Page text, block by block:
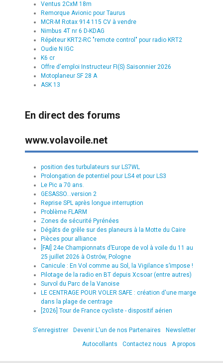
Ventus 2CxM 18m
Remorque Avionic pour Taurus
MCR-M Rotax 914 115 CV à vendre
Nimbus 4T nr 6 D-KDAG
Répéteur KRT2-RC "remote control" pour radio KRT2
Oudie N IGC
K6 cr
Offre d'emploi Instructeur FI(S) Saisonnier 2026
Motoplaneur SF 28 A
ASK 13
En direct des forums
www.volavoile.net
position des turbulateurs sur LS7WL
Prolongation de potentiel pour LS4 et pour LS3
Le Pic a 70 ans.
GESASSO...version 2
Reprise SPL après longue interruption
Problème FLARM
Zones de sécurité Pyrénées
Dégâts de grêle sur des planeurs à la Motte du Caire
Pièces pour alliance
[FAI] 24e Championnats d’Europe de vol à voile du 11 au
25 juillet 2026 à Ostrów, Pologne
Canicule : En Vol comme au Sol, la Vigilance s’impose !
Pilotage de la radio en BT depuis Xcsoar (entre autres)
Survol du Parc de la Vanoise
LE CENTRAGE POUR VOLER SAFE : création d'une marge
dans la plage de centrage
[2026] Tour de France cycliste - dispositif aérien
S'enregistrer Devenir L'un de nos Partenaires
Newsletter
Autocollants
Contactez nous A propos